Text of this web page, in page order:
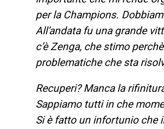
per la Champions.
All’andata fu una grande
c’è Zenga, che stimo
problematiche che sta
Recuperi? Manca la
Sappiamo tutti in che
Si è fatto un infortunio che